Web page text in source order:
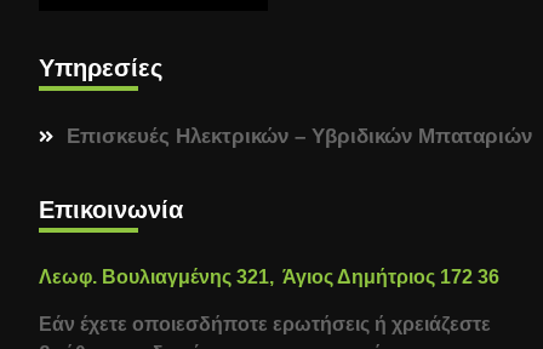
Υπηρεσίες
Επισκευές Ηλεκτρικών – Υβριδικών Μπαταριών
Επικοινωνία
Λεωφ. Βουλιαγμένης 321, Άγιος Δημήτριος 172 36
Εάν έχετε οποιεσδήποτε ερωτήσεις ή χρειάζεστε